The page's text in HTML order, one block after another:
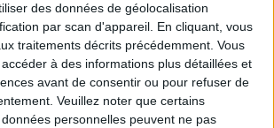
des données de géolocalisation
par scan d'appareil. En cliquant, vous
traitements décrits précédemment. Vous
à des informations plus détaillées et
avant de consentir ou pour refuser de
Veuillez noter que certains
personnelles peuvent ne pas